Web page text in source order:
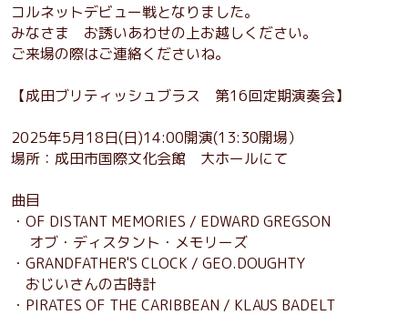
コルネットデビュー戦となりました。
みなさま お誘いあわせの上お越しください。
ご来場の際はご連絡くださいね。
【成田ブリティッシュブラス 第16回定期演奏会】
2025年5月18日(日)14:00開演(13:30開場）
場所：成田市国際文化会館 大ホールにて
曲目
・OF DISTANT MEMORIES / EDWARD GREGSON
オブ・ディスタント・メモリーズ
・GRANDFATHER'S CLOCK / GEO.DOUGHTY
おじいさんの古時計
・PIRATES OF THE CARIBBEAN / KLAUS BADELT